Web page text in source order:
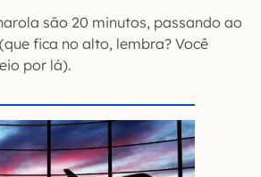
são 20 minutos, passando ao
fica no alto, lembra? Você
por lá).